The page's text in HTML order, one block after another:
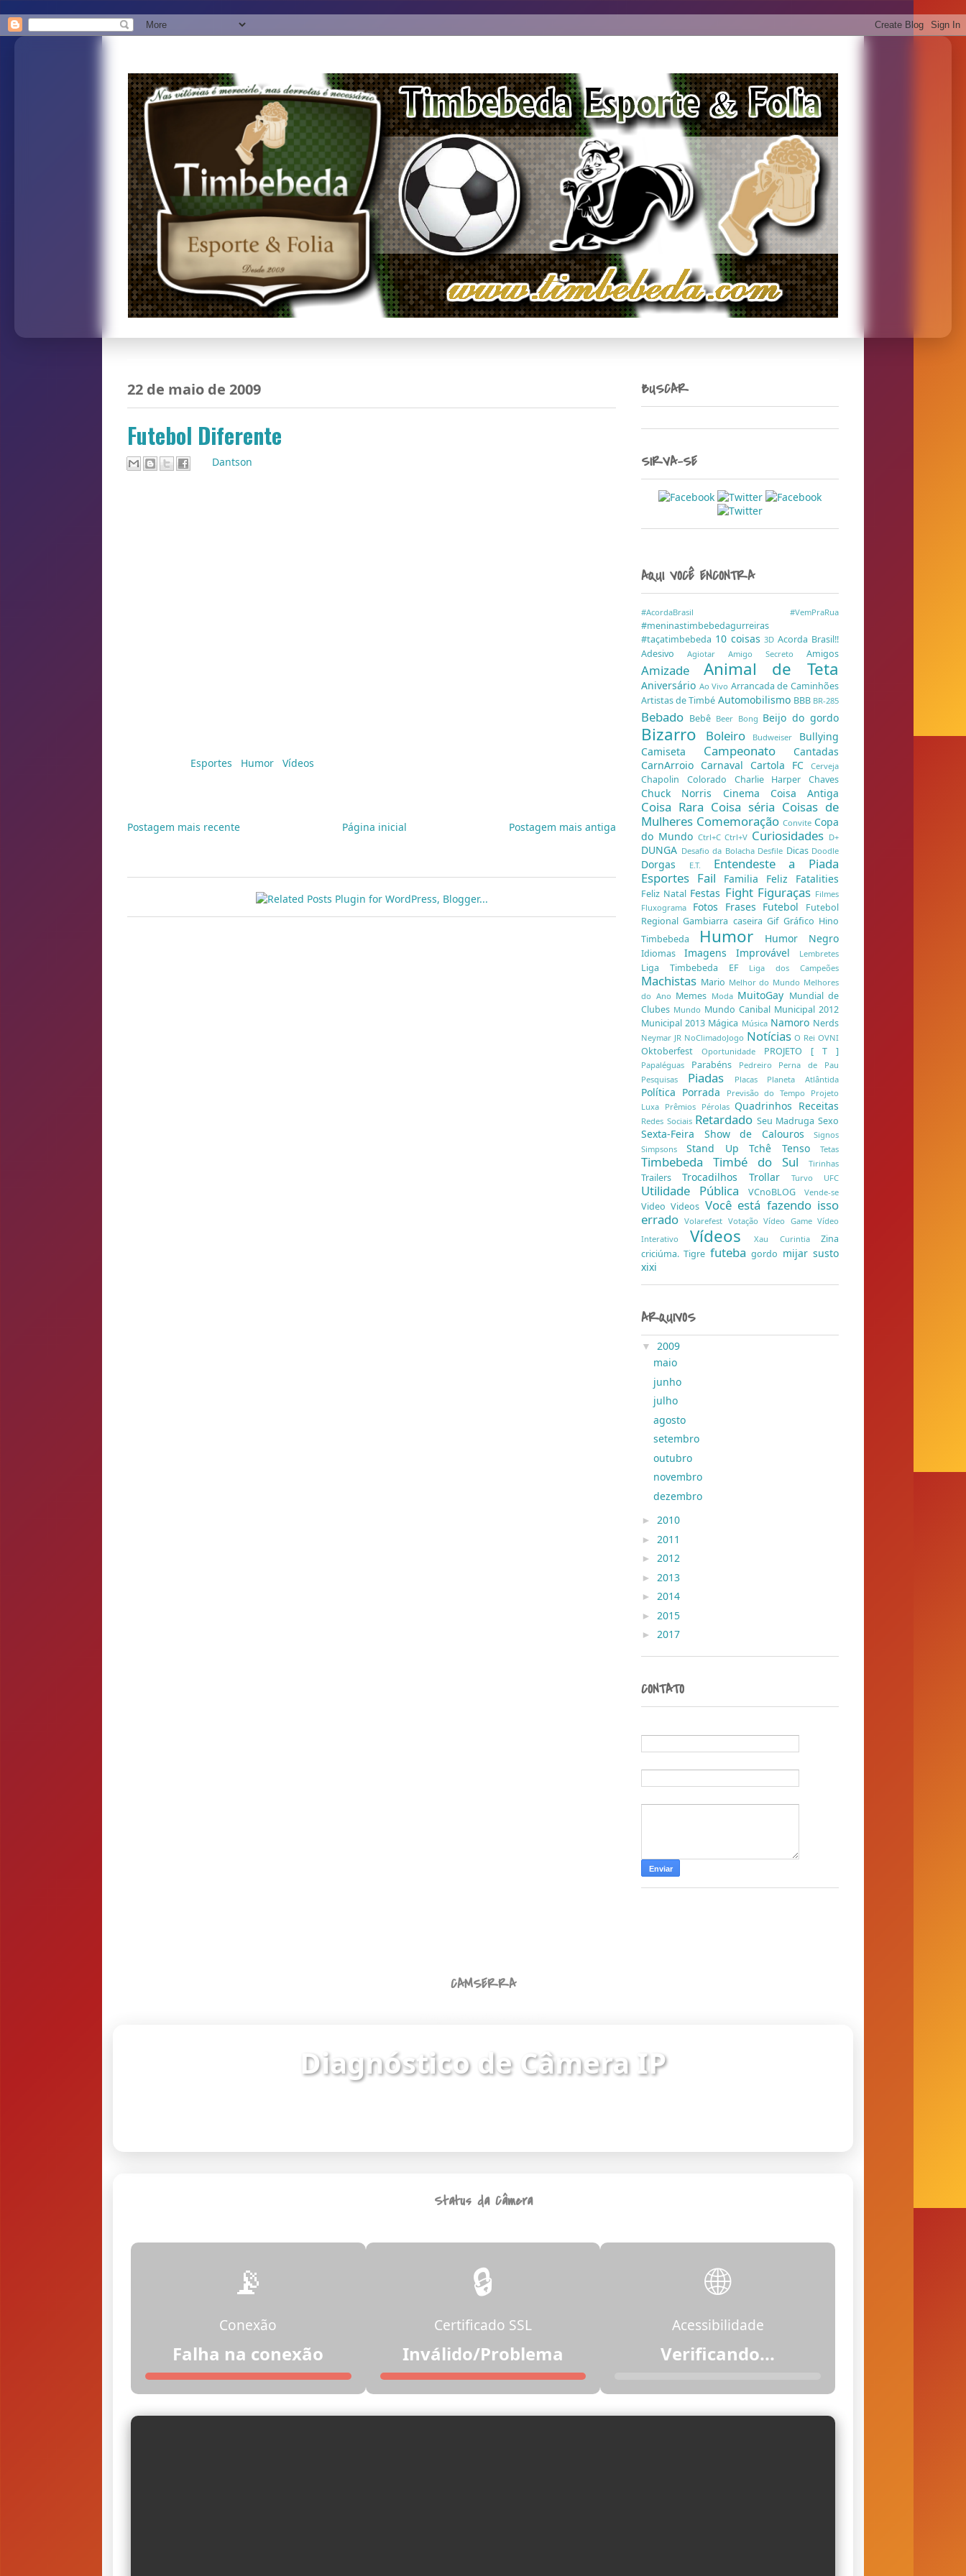
22 de maio de 2009
Futebol Diferente
Dantson
Esportes Humor Vídeos
Postagem mais recente Postagem mais antiga
Página inicial
BUSCAR
SIRVA-SE
AQUI VOCÊ ENCONTRA
#AcordaBrasil #VemPraRua
#meninastimbebedagurreiras
#taçatimbebeda 10 coisas3DAcorda Brasil!!
Adesivo Agiotar Amigo Secreto Amigos
Amizade Animal de Teta
Aniversário Ao Vivo Arrancada de Caminhões
Artistas de Timbé Automobilismo BBB BR-285
Bebado Bebê Beer Bong Beijo do gordo
Bizarro Boleiro Budweiser Bullying
Camiseta Campeonato
Cantadas
CarnArroio Carnaval Cartola FC Cerveja
Chapolin Colorado Charlie Harper Chaves
Chuck Norris Cinema Coisa Antiga
Coisa Rara Coisa séria Coisas de
Mulheres Comemoração Convite Copa
do Mundo Ctrl+C Ctrl+V Curiosidades D+
DUNGA Desafio da Bolacha Desfile Dicas Doodle
Dorgas E.T. Entendeste a Piada
Esportes Fail Familia Feliz Fatalities
Feliz Natal Festas Fight Figuraças Filmes
Fluxograma Fotos Frases Futebol
Futebol
RegionalGambiarra caseiraGif Gráfico Hino
Timbebeda
Humor Humor Negro
Idiomas Imagens Improvável Lembretes
Liga Timbebeda EF Liga dos Campeões
Machistas Mario Melhor do Mundo Melhores
do Ano Memes Moda MuitoGay Mundial de
Clubes Mundo Mundo Canibal Municipal 2012
Municipal 2013 Mágica Música Namoro Nerds
Neymar JR NoClimadoJogo NotíciasO ReiOVNI
Oktoberfest Oportunidade PROJETO [ T ]
Papaléguas Parabéns Pedreiro Perna de Pau
Pesquisas Piadas Placas Planeta Atlântida
Política Porrada Previsão do Tempo Projeto
Luxa Prêmios Pérolas Quadrinhos Receitas
Redes Sociais Retardado Seu MadrugaSexo
Sexta-Feira Show de Calouros
Signos
SimpsonsStand UpTchê TensoTetas
Timbebeda Timbé do Sul Tirinhas
Trailers Trocadilhos Trollar Turvo UFC
Utilidade Pública VCnoBLOG Vende-se
VideoVideos Você está fazendo isso
erradoVolarefest VotaçãoVídeo GameVídeo
Interativo Vídeos Xau Curintia Zina
criciúma. Tigre futebagordo mijarsusto
xixi
ARQUIVOS
▼ 2009
maio
junho
julho
agosto
setembro
outubro
novembro
dezembro
► 2010
► 2011
► 2012
► 2013
► 2014
► 2015
► 2017
CONTATO
CAMSERRA
Diagnóstico de Câmera IP
Status da Câmera
📡
Conexão
Falha na conexão
🔒
Certificado SSL
Inválido/Problema
🌐
Acessibilidade
Acessível (com